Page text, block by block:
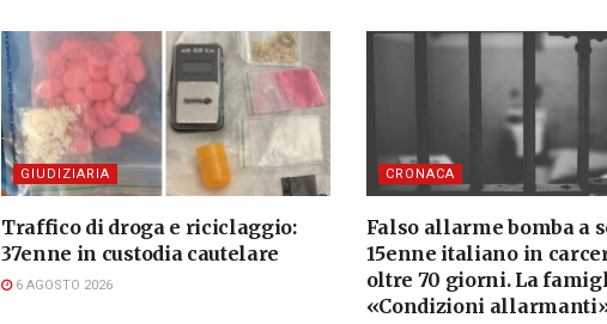
GIUDIZIARIA
Traffico di droga e riciclaggio:
37enne in custodia cautelare
6 AGOSTO 2026
CRONACA
Falso allarme bomba a
15enne italiano in
oltre 70 giorni. La
«Condizioni